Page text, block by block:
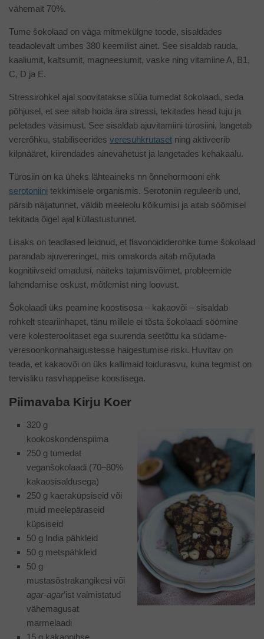
vähemalt 70%.
Tume šokolaad on väga mitmekülgne toode, sisaldades
teadaolevalt umbes 380 keemilist ainet. See sisaldab rauda,
kaaliumit, kaltsumit, magneesiumit, vaske ning vitamiine A, B1,
C, D ja E.
Stressirohkel ajal soovitatakse süüa tumedat šokolaadi, seda
põhjusel, et see aitab hoida ära stressi, tekitades head tuju ja
peletades väsimust. See sisaldab ajuvitamiini türosiini, langetab
vererõhku, stabiliseerides veresuhkrutaset ning aktiveerib
kilpnääret, kiirendades ainevahetust ja langetades kehakaalu.
Türosiin on ka üheks lähteaineks nn õnnehormooni ehk
serotoniini tekkimisele organismis. Serotoniin reguleerib und,
pärsib näljatunnet, väldib meeleolu kõikumisi ja aitab söömisel
tekitada õigel ajal küllastustunnet.
Lisaks on teadlased leidnud, et flavonoididerohke tume šokolaad
parandab ajuvereringet, mis omakorda aitab mõjutada
kognitiivseid omadusi, näiteks tajumisvõimet, probleemide
lahendamise oskust, mõtlemist ning loovust.
Šokolaadi üks peamine koostisosa – kakaovõi – sisaldab
rohkelt steariinhapet, tänu millele ei tõsta šokolaadi söömine
vere kolesteroolitaset ega suurenda seetõttu ka südame-
veresoonkonnahaigustesse haigestumise riski. Huvitav on
teada, et kakaovõi on üks kallimaid toidurasvu, kuna tegmist on
tervisliku rasvhappelise koostisega.
Piimavaba Kirju Koer
320 g
kookoskondenspiima
250 g tumedat
veganšokolaadi (70–80%
kakaosisaldusega)
250 g kaeraküpsiseid või
muid meelepäraseid
küpsiseid
50 g India pähkleid
50 g metspähkleid
50 g
mustasõstrakangikesi või
agar-agar’ist valmistatud
vähemagusat
marmelaadi
15 g kakaonibse